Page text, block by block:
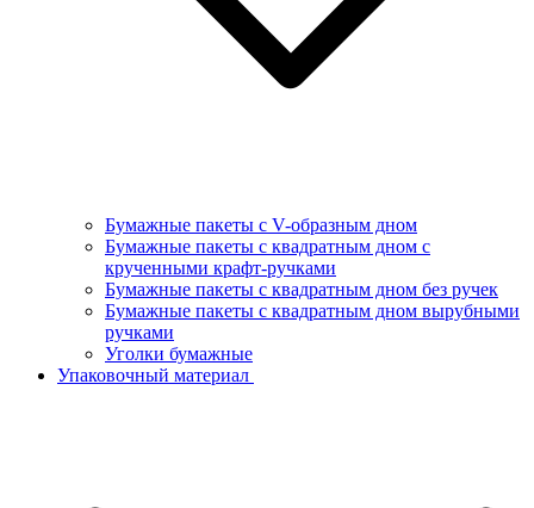
Бумажные пакеты с V-образным дном
Бумажные пакеты с квадратным дном с
крученными крафт-ручками
Бумажные пакеты с квадратным дном без ручек
Бумажные пакеты с квадратным дном вырубными
ручками
Уголки бумажные
Упаковочный материал